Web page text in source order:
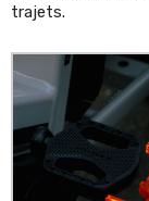
trajets.